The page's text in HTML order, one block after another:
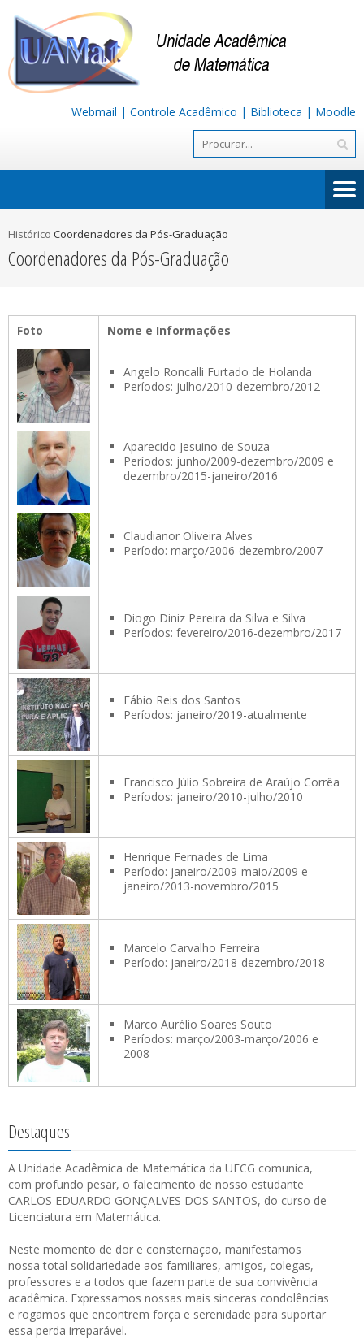
Webmail | Controle Acadêmico | Biblioteca | Moodle
Histórico Coordenadores da Pós-Graduação
Coordenadores da Pós-Graduação
Foto Nome e Informações
Angelo Roncalli Furtado de Holanda
Períodos: julho/2010-dezembro/2012
Aparecido Jesuino de Souza
Períodos: junho/2009-dezembro/2009 e
dezembro/2015-janeiro/2016
Claudianor Oliveira Alves
Período: março/2006-dezembro/2007
Diogo Diniz Pereira da Silva e Silva
Períodos: fevereiro/2016-dezembro/2017
Fábio Reis dos Santos
Períodos: janeiro/2019-atualmente
Francisco Júlio Sobreira de Araújo Corrêa
Períodos: janeiro/2010-julho/2010
Henrique Fernades de Lima
Período: janeiro/2009-maio/2009 e
janeiro/2013-novembro/2015
Marcelo Carvalho Ferreira
Período: janeiro/2018-dezembro/2018
Marco Aurélio Soares Souto
Períodos: março/2003-março/2006 e
2008
Destaques
A Unidade Acadêmica de Matemática da UFCG comunica,
com profundo pesar, o falecimento de nosso estudante
CARLOS EDUARDO GONÇALVES DOS SANTOS, do curso de
Licenciatura em Matemática.
Neste momento de dor e consternação, manifestamos
nossa total solidariedade aos familiares, amigos, colegas,
professores e a todos que fazem parte de sua convivência
acadêmica. Expressamos nossas mais sinceras condolências
e rogamos que encontrem força e serenidade para suportar
essa perda irreparável.